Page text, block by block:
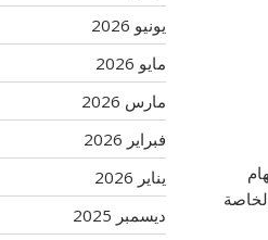
يونيو 2026
مايو 2026
مارس 2026
فبراير 2026
يناير 2026
ديسمبر 2025